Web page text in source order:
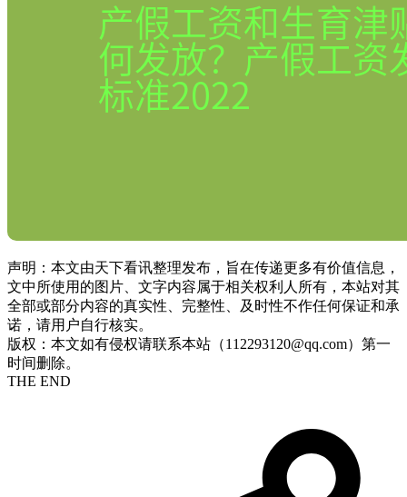
声明：本文由天下看讯整理发布，旨在传递更多有价值信息，
文中所使用的图片、文字内容属于相关权利人所有，本站对其
全部或部分内容的真实性、完整性、及时性不作任何保证和承
诺，请用户自行核实。
版权：本文如有侵权请联系本站（112293120@qq.com）第一
时间删除。
THE END